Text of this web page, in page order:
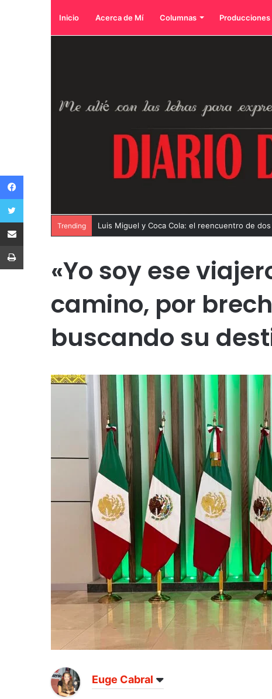
Inicio Acerca de Mí Columnas Producciones
Trending Luis Miguel y Coca Cola: el reencuentro de dos
«Yo soy ese
camino, por
buscando su
Euge Cabral
Facebook
Twitter
Compartir por correo electrónico